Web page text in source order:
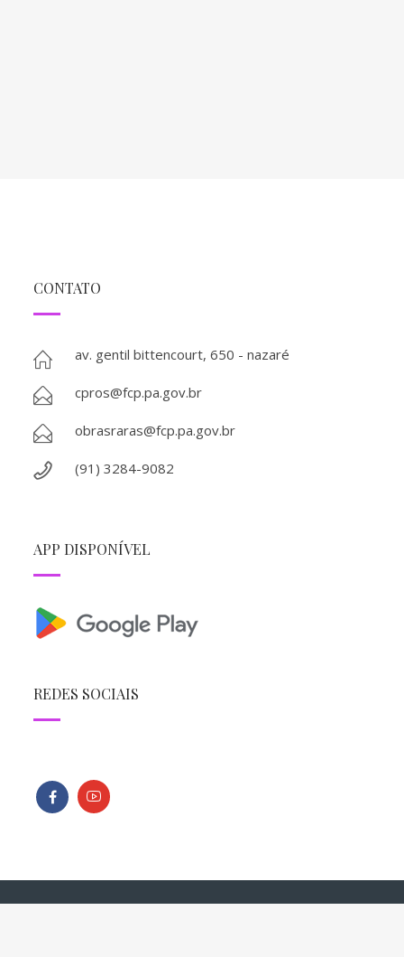
CONTATO
av. gentil bittencourt, 650 - nazaré
cpros@fcp.pa.gov.br
obrasraras@fcp.pa.gov.br
(91) 3284-9082
APP DISPONÍVEL
REDES SOCIAIS